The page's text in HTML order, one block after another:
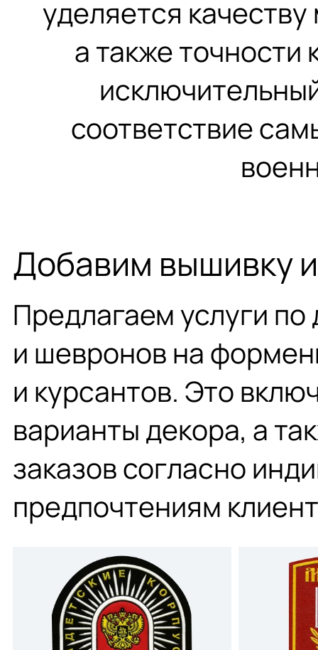
уделяется
а также точности
соответствие
Добавим вышивку
Предлагаем услуги
и шевронов на
и курсантов. Это
варианты декора, а
заказов согласно
предпочтениям